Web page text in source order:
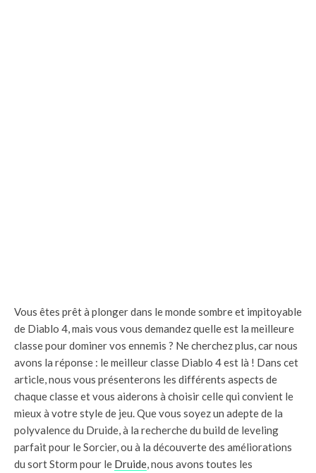
Vous êtes prêt à plonger dans le monde sombre et impitoyable
de Diablo 4, mais vous vous demandez quelle est la meilleure
classe pour dominer vos ennemis ? Ne cherchez plus, car nous
avons la réponse : le meilleur classe Diablo 4 est là ! Dans cet
article, nous vous présenterons les différents aspects de
chaque classe et vous aiderons à choisir celle qui convient le
mieux à votre style de jeu. Que vous soyez un adepte de la
polyvalence du Druide, à la recherche du build de leveling
parfait pour le Sorcier, ou à la découverte des améliorations
du sort Storm pour le Druide, nous avons toutes les